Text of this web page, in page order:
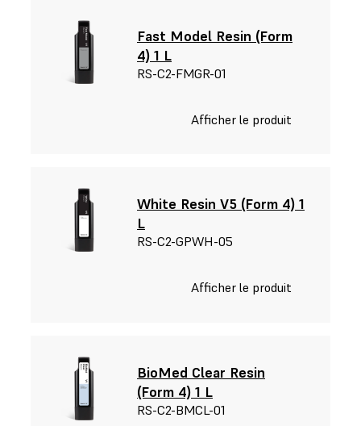
Fast Model Resin (Form
4) 1 L
RS-C2-FMGR-01
Afficher le produit
White Resin V5 (Form 4) 1
L
RS-C2-GPWH-05
Afficher le produit
BioMed Clear Resin
(Form 4) 1 L
RS-C2-BMCL-01